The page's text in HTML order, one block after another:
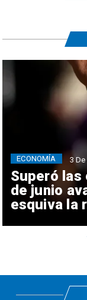
Superó
de junio
esquiva la
ECONOMÍA 3